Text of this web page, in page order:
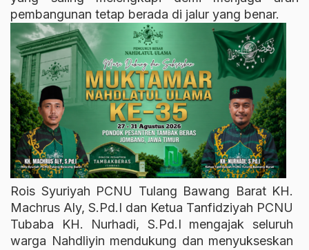
pembangunan tetap berada di jalur yang benar.
Rois Syuriyah PCNU Tulang Bawang Barat KH.
Machrus Aly, S.Pd.I dan Ketua Tanfidziyah PCNU
Tubaba KH. Nurhadi, S.Pd.I mengajak seluruh
warga Nahdliyin mendukung dan menyukseskan